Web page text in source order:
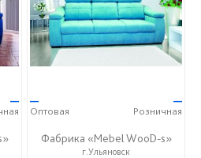
— —
Оптовая
—
Розничная
Фабрика «Mebel WooD-s»
г.Ульяновск